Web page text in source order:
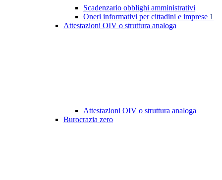
Scadenzario obblighi amministrativi
Oneri informativi per cittadini e imprese 1
Attestazioni OIV o struttura analoga
Attestazioni OIV o struttura analoga
Burocrazia zero